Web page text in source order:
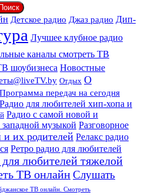
Детское радио Джаз радио Дип-
Лучшее клубное радио
каналы смотреть ТВ
шоубизнеса Новостные
Отдых О
Программа передач на сегодня
Радио для любителей хип-хопа и
Радио с самой новой и
музыкой Разговорное
и их родителей Релакс радио
Ретро радио для любителей
любителей тяжелой
ТВ онлайнСлушать
ТВ онлайн. Смотреть